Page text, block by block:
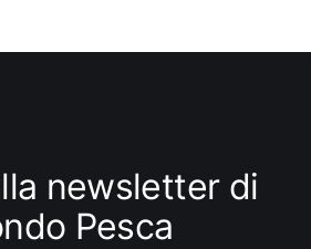
newsletter di
Pesca